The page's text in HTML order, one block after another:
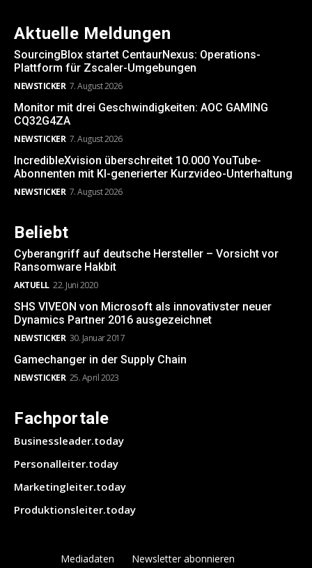
Aktuelle Meldungen
SourcingBlox startet CentaurNexus: Operations-
Plattform für Zscaler-Umgebungen
NEWSTICKER 7. August 2026
Monitor mit drei Geschwindigkeiten: AOC GAMING
CQ32G4ZA
NEWSTICKER 7. August 2026
IncredibleXvision überschreitet 10.000 YouTube-
Abonnenten mit KI-generierter Kurzvideo-Unterhaltung
NEWSTICKER 7. August 2026
Beliebt
Cyberangriff auf deutsche Hersteller – Vorsicht vor
Ransomware Hakbit
AKTUELL 22. Juni 2020
SHS VIVEON von Microsoft als innovativster neuer
Dynamics Partner 2016 ausgezeichnet
NEWSTICKER 30. Januar 2017
Gamechanger in der Supply Chain
NEWSTICKER 25. April 2023
Fachportale
Businessleader.today
Personalleiter.today
Marketingleiter.today
Produktionsleiter.today
Mediadaten Newsletter abonnieren